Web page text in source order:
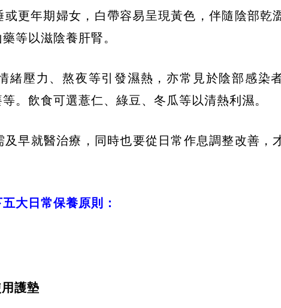
更年期婦女，白帶容易呈現黃色，伴隨陰部乾
等以滋陰養肝腎。
緒壓力、熬夜等引發濕熱，亦常見於陰部感染
。飲食可選薏仁、綠豆、冬瓜等以清熱利濕。
早就醫治療，同時也要從日常作息調整改善，
大日常保養原則：
護墊